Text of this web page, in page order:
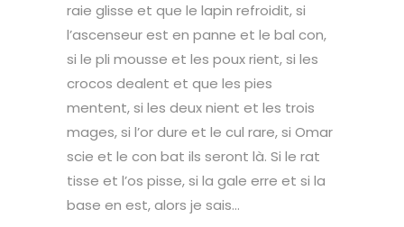
raie glisse et que le lapin refroidit, si
l’ascenseur est en panne et le bal con,
si le pli mousse et les poux rient, si les
crocos dealent et que les pies
mentent, si les deux nient et les trois
mages, si l’or dure et le cul rare, si Omar
scie et le con bat ils seront là. Si le rat
tisse et l’os pisse, si la gale erre et si la
base en est, alors je sais…